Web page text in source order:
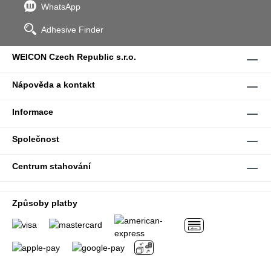
WhatsApp
Adhesive Finder
WEICON Czech Republic s.r.o.
Nápověda a kontakt
Informace
Společnost
Centrum stahování
Způsoby platby